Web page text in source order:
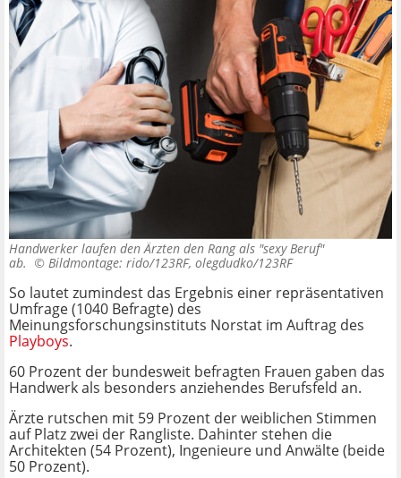
Handwerker laufen den Ärzten den Rang als "sexy Beruf"
ab. © Bildmontage: rido/123RF, olegdudko/123RF
So lautet zumindest das Ergebnis einer repräsentativen
Umfrage (1040 Befragte) des
Meinungsforschungsinstituts Norstat im Auftrag des
Playboys.
60 Prozent der bundesweit befragten Frauen gaben das
Handwerk als besonders anziehendes Berufsfeld an.
Ärzte rutschen mit 59 Prozent der weiblichen Stimmen
auf Platz zwei der Rangliste. Dahinter stehen die
Architekten (54 Prozent), Ingenieure und Anwälte (beide
50 Prozent).